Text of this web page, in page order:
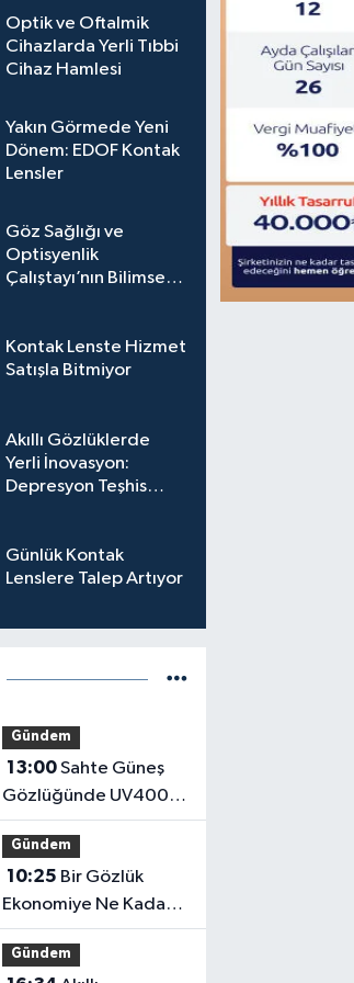
Optik ve Oftalmik
Cihazlarda Yerli Tıbbi
Cihaz Hamlesi
Yakın Görmede Yeni
Dönem: EDOF Kontak
Lensler
Göz Sağlığı ve
Optisyenlik
Çalıştayı’nın Bilimsel
Kontak Lenste Hizmet
Satışla Bitmiyor
Akıllı Gözlüklerde
Yerli İnovasyon:
Depresyon Teşhis
Günlük Kontak
Lenslere Talep Artıyor
Gündem
13:00Sahte Güneş
Gözlüğünde UV400
ve CE İbaresi Tek
Başına Yeterli mi?
Gündem
10:25
Ekonomiye Ne Kadar
Katkı Sağlayabilir?
Gündem